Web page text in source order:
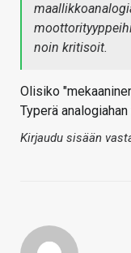
noin kritisoit.
Olisiko
Typerä
Kirjaudu sisään